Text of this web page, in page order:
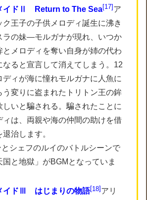
イドⅡ Return to The Sea 17 ア
ク王子の子供メロディ誕生に沸き
ラの妹―モルガナが現れ、いつか
とメロディを奪い自身が姉の代わ
なると宣言して消えてしまう。12
ディが海に憧れモルガナに人魚に
う変りに盗まれたトリトン王の鉾
しいと騙される。騙されたことに
ィは、両親や海の仲間の助けを借
治します。
シェフのルイのバトルシーンで
国と地獄」がBGMとなっていま
イドⅢ はじまりの物語 18 アリ